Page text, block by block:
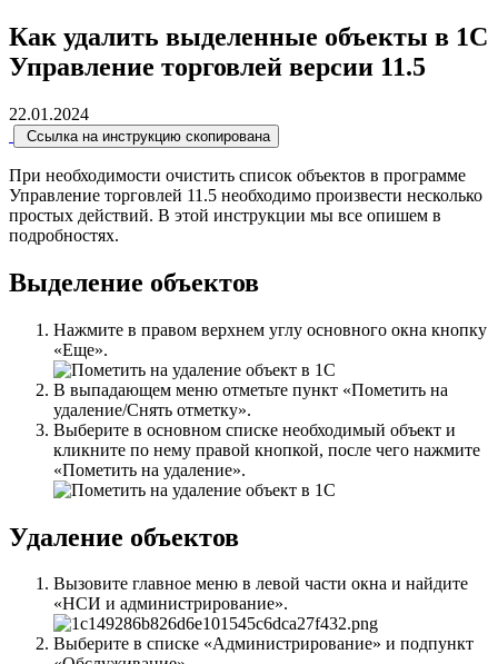
Как удалить выделенные объекты в 1С
Управление торговлей версии 11.5
22.01.2024
Ссылка на инструкцию скопирована
При необходимости очистить список объектов в программе
Управление торговлей 11.5 необходимо произвести несколько
простых действий. В этой инструкции мы все опишем в
подробностях.
Выделение объектов
Нажмите в правом верхнем углу основного окна кнопку
«Еще».
В выпадающем меню отметьте пункт «Пометить на
удаление/Снять отметку».
Выберите в основном списке необходимый объект и
кликните по нему правой кнопкой, после чего нажмите
«Пометить на удаление».
Удаление объектов
Вызовите главное меню в левой части окна и найдите
«НСИ и администрирование».
Выберите в списке «Администрирование» и подпункт